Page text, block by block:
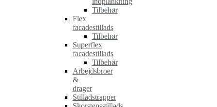
Tilbehør
Flex
facadestillads
Tilbehør
Superflex
facadestillads
Tilbehør
Arbejdsbroer
&
drager
Stilladstrapper